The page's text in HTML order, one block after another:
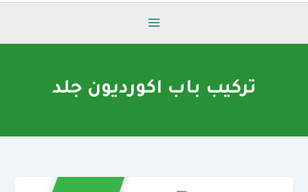
تركيب باب اكورديون جلد